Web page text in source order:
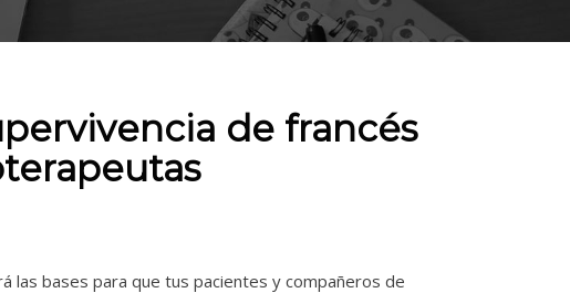
de francés
las bases para que tus pacientes y compañeros de